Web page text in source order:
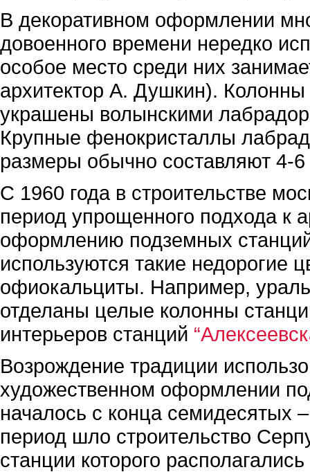
В декоративном оформлении
довоенного времени нередко
особое место среди них
архитектор А. Душкин).
украшены волынскими
Крупные фенокристаллы
размеры обычно составляют 4-
С 1960 года в строительстве
период упрощенного подхода к
оформлению подземных
используются такие недорогие
офиокальциты. Например,
отделаны целые колонны
интерьеров станций
Возрождение традиции
художественном оформлении
началось с конца семидесятых
период шло строительство
станции которого